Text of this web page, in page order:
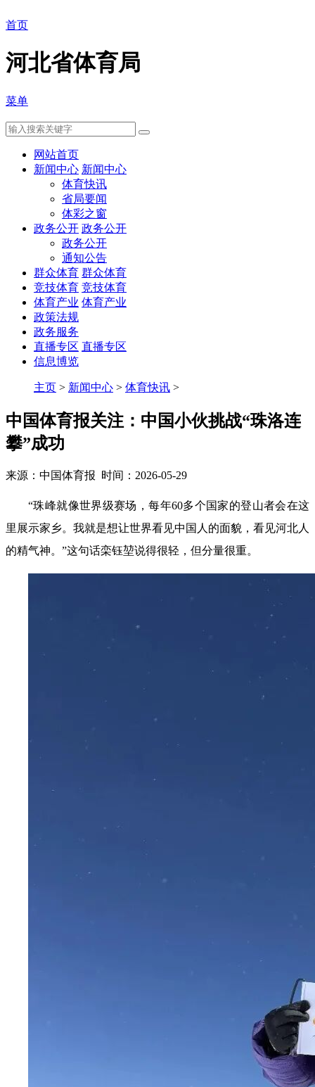
首页
河北省体育局
菜单
网站首页
新闻中心 新闻中心
体育快讯
省局要闻
体彩之窗
政务公开 政务公开
政务公开
通知公告
群众体育 群众体育
竞技体育 竞技体育
体育产业 体育产业
政策法规
政务服务
直播专区 直播专区
信息博览
主页 > 新闻中心 > 体育快讯 >
中国体育报关注：中国小伙挑战“珠洛连
攀”成功
来源：中国体育报 时间：2026-05-29
“珠峰就像世界级赛场，每年60多个国家的登山者会在这
里展示家乡。我就是想让世界看见中国人的面貌，看见河北人
的精气神。”这句话栾钰堃说得很轻，但分量很重。